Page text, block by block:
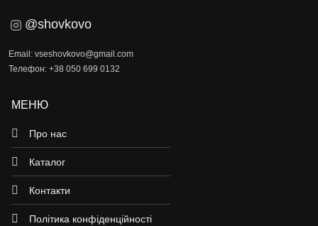
@shovkovo
Email: vseshovkovo@gmail.com
Телефон: +38 050 699 0132
МЕНЮ
Про нас
Каталог
Контакти
Політика конфіденційності